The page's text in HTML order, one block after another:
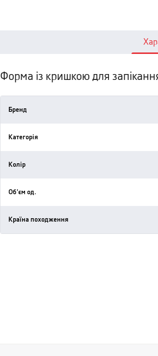
Форма із кришкою для
Бренд
Категорія
Колір
Об'єм од.
Країна походження